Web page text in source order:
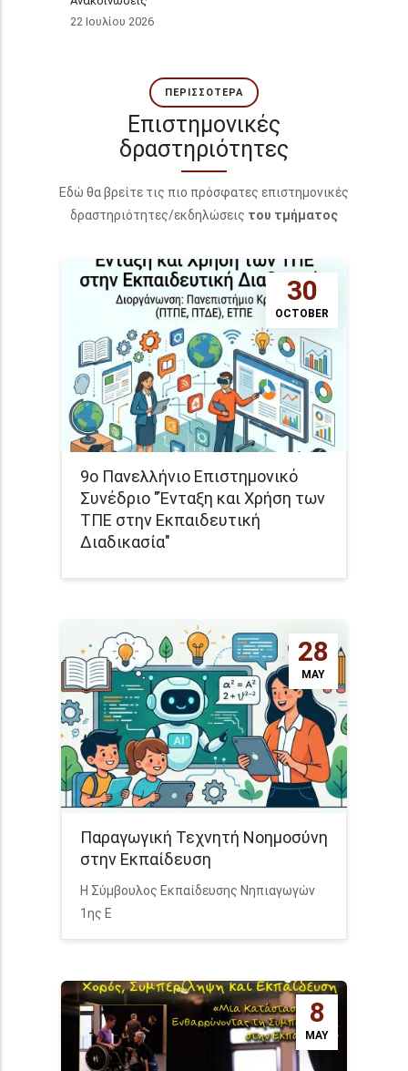
22 Ιουλίου 2026
ΠΕΡΙΣΣΌΤΕΡΑ
Επιστημονικές
δραστηριότητες
Εδώ θα βρείτε τις πιο πρόσφατες επιστημονικές
δραστηριότητες/εκδηλώσεις του τμήματος
30
OCTOBER
9ο Πανελλήνιο Επιστημονικό
Συνέδριο "Ένταξη και Χρήση των
ΤΠΕ στην Εκπαιδευτική
Διαδικασία"
28
MAY
Παραγωγική Τεχνητή Νοημοσύνη
στην Εκπαίδευση
Η Σύμβουλος Εκπαίδευσης Νηπιαγωγών
1ης Ε
8
MAY